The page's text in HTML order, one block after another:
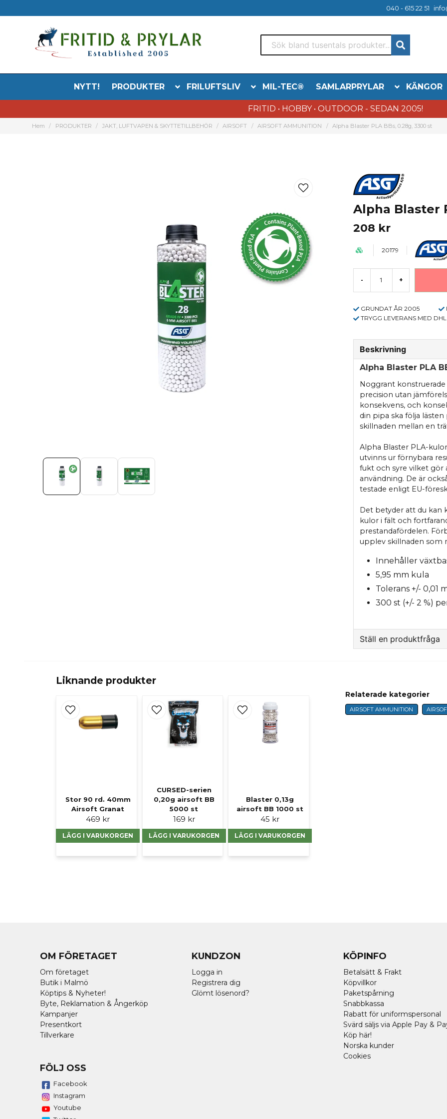
040 - 615 22 51
NYTT! PRODUKTER FRILUFTSLIV MIL-TEC® SAMLARPRYLAR KÄNGOR
FRITID • HOBBY • OUTDOOR - SEDAN 2005!
Hem PRODUKTER JAKT, LUFTVAPEN & SKYTTETILLBEHÖR AIRSOFT AIRSOFT AMMUNITION Alpha Blaster PLA BBs, 0.28g, 3300 st
Alpha Blaster
208 kr
20179
- +
GRUNDAT ÅR 2005
TRYGG LEVERANS MED DHL
Beskrivning
Alpha Blaster PLA
Noggrant
precision utan
konsekvens, och
din pipa ska följa
skillnaden mellan en
Alpha Blaster PLA-
utvinns ur förnybara
fukt och syre vilket gör
användning. De är
testade enligt EU-
Det betyder att du kan
kulor i fält och
prestandafördelen.
upplev skillnaden som
Innehåller
5,95 mm kula
Tolerans +/- 0,01
300 st (+/- 2 %)
Ställ en produktfråga
name
Namn
Liknande produkter
Stor 90 rd. 40mm
Airsoft Granat
469 kr
LÄGG I VARUKORGEN
CURSED-serien
0,20g airsoft BB
5000 st
169 kr
LÄGG I VARUKORGEN
Blaster 0,13g
airsoft BB 1000 st
45 kr
LÄGG I VARUKORGEN
Relaterade kategorier
AIRSOFT AMMUNITION
OM FÖRETAGET
Om företaget
Butik i Malmö
Köptips & Nyheter!
Byte, Reklamation & Ångerköp
Kampanjer
Presentkort
Tillverkare
KUNDZON
Logga in
Registrera dig
Glömt lösenord?
KÖPINFO
Betalsätt & Frakt
Köpvillkor
Paketspårning
Snabbkassa
Rabatt för uniformspersonal
Svärd säljs via Apple Pay &
Köp här!
Norska kunder
Cookies
FÖLJ OSS
Facebook
Instagram
Youtube